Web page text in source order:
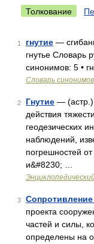
Толкование
1 гнутие —
гнутье Словарь
синонимов: 5 •
Словарь синонимов
2 Гнутие — (астр.)
действия
геодезических
наблюдений,
погрешностей от
и&#8230; …
3
проекта
частей и силы,
определены на